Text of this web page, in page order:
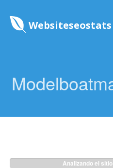
Websiteseostats
Analizando el